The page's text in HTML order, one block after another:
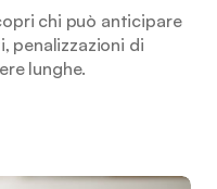
chi può anticipare
penalizzazioni di
lunghe.